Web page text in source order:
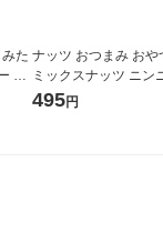
た
グ
ナッツ おつまみ おや
ミックスナッツ ニン
ヨ味 1個
495円